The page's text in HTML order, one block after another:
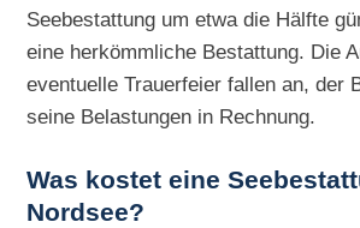
Seebestattung um etwa die Hälfte
eine herkömmliche Bestattung. Die
eventuelle Trauerfeier fallen an, der
seine Belastungen in Rechnung.
Was kostet eine
Nordsee?